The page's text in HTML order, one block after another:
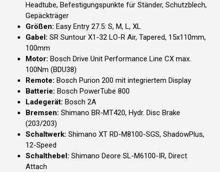
Headtube, Befestigungspunkte für Ständer, Schutzblech,
Gepäckträger
Größen: Easy Entry 27.5: S, M, L, XL
Gabel: SR Suntour X1-32 LO-R Air, Tapered, 15x110mm,
100mm
Motor: Bosch Drive Unit Performance Line CX max.
100Nm (BDU38)
Remote: Bosch Purion 200 mit integriertem Display
Batterie: Bosch PowerTube 800
Ladegerät: Bosch 2A
Bremsen: Shimano BR-MT420, Hydr. Disc Brake
(203/203)
Schaltwerk: Shimano XT RD-M8100-SGS, ShadowPlus,
12-Speed
Schalthebel: Shimano Deore SL-M6100-IR, Direct
Attach